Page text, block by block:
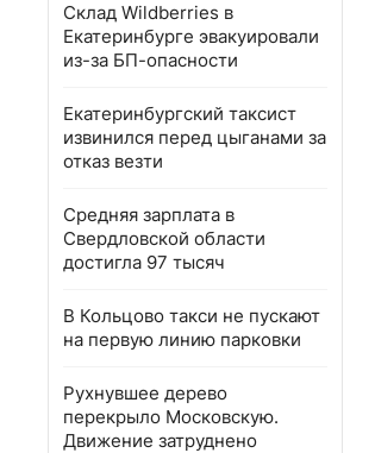
Склад Wildberries в
Екатеринбурге эвакуировали
из-за БП-опасности
Екатеринбургский таксист
извинился перед цыганами за
отказ везти
Средняя зарплата в
Свердловской области
достигла 97 тысяч
В Кольцово такси не пускают
на первую линию парковки
Рухнувшее дерево
перекрыло Московскую.
Движение затруднено